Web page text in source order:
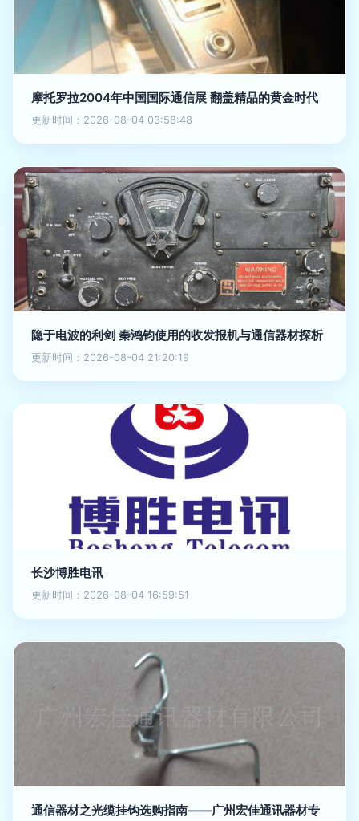
摩托罗拉2004年中国国际通信展 翻盖精品的黄金时代
更新时间：2026-08-04 03:58:48
隐于电波的利剑 秦鸿钧使用的收发报机与通信器材探析
更新时间：2026-08-04 21:20:19
长沙博胜电讯
更新时间：2026-08-04 16:59:51
通信器材之光缆挂钩选购指南——广州宏佳通讯器材专